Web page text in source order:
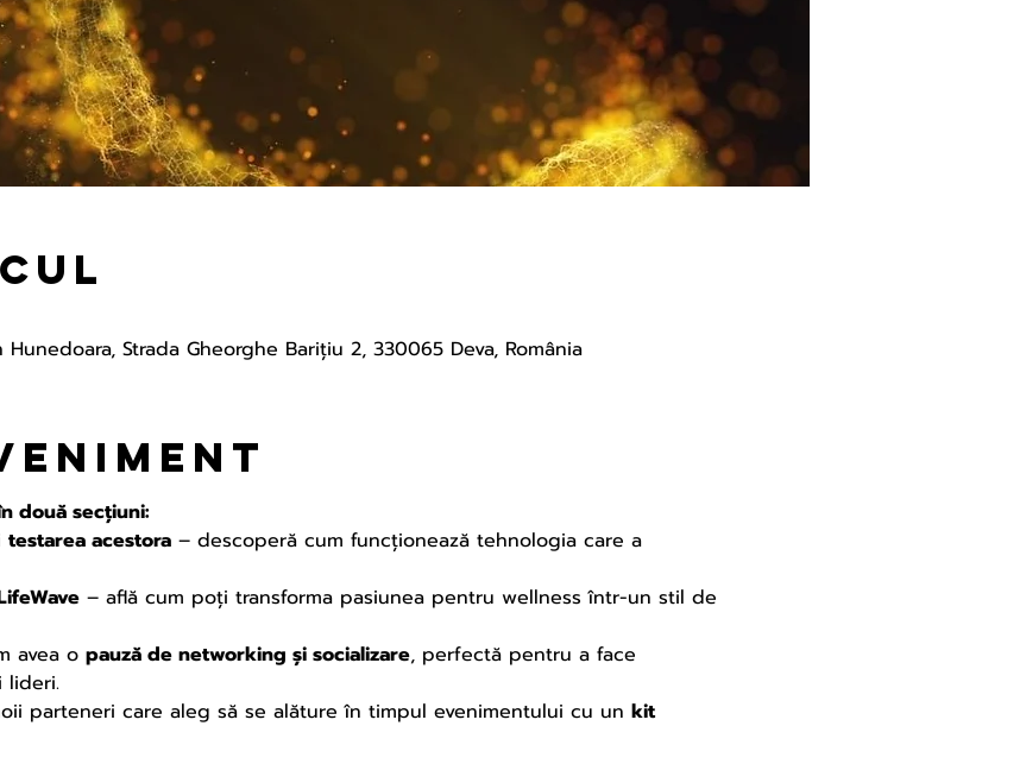
Strada Gheorghe Barițiu 2, 330065 Deva, România
două secțiuni:
testarea acestora – descoperă cum funcționează tehnologia care a
– află cum poți transforma pasiunea pentru wellness într-un stil de
avea o pauză de networking și socializare, perfectă pentru a face
lideri.
parteneri care aleg să se alăture în timpul evenimentului cu un kit